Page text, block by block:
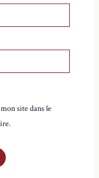
site dans le